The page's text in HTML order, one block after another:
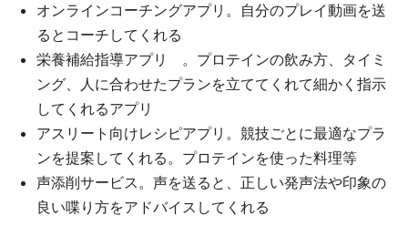
オンラインコーチングアプリ。自分のプレイ動画を送
るとコーチしてくれる
栄養補給指導アプリ 。プロテインの飲み方、タイミ
ング、人に合わせたプランを立ててくれて細かく指示
してくれるアプリ
アスリート向けレシピアプリ。競技ごとに最適なプラ
ンを提案してくれる。プロテインを使った料理等
声添削サービス。声を送ると、正しい発声法や印象の
良い喋り方をアドバイスしてくれる